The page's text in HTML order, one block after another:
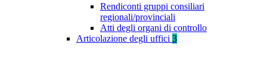
Rendiconti gruppi consiliari
regionali/provinciali
Atti degli organi di controllo
Articolazione degli uffici 3